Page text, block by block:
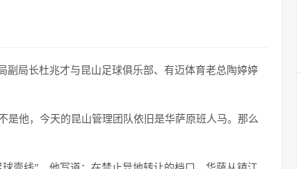
副局长杜兆才与昆山足球俱乐部、有迈体育老总陶婷婷
他，今天的昆山管理团队依旧是华萨原班人马。那么